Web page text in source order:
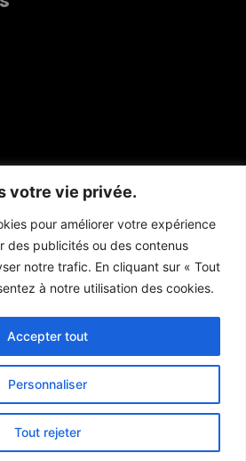
votre vie privée.
pour améliorer votre expérience
des publicités ou des contenus
notre trafic. En cliquant sur « Tout
à notre utilisation des cookies.
Personnaliser
Tout rejeter
Accepter tout
330 86 87‬
17 85 46
nous ?
Tous droits réservés. Designed by